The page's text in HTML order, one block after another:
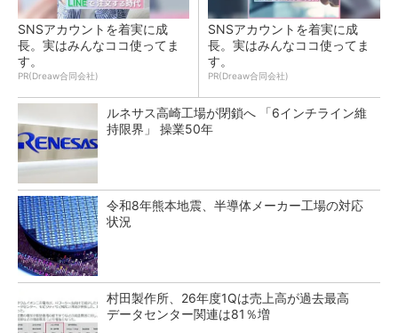
SNSアカウントを着実に成
長。実はみんなココ使ってま
す。
PR(Dreaw合同会社)
SNSアカウントを着実に成
長。実はみんなココ使ってま
す。
PR(Dreaw合同会社)
ルネサス高崎工場が閉鎖へ 「6インチライン維
持限界」 操業50年
令和8年熊本地震、半導体メーカー工場の対応
状況
村田製作所、26年度1Qは売上高が過去最高
データセンター関連は81％増